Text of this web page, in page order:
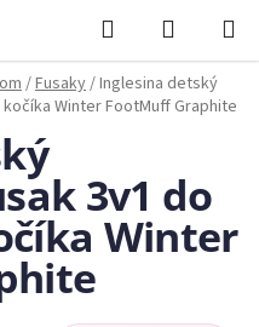
Hľadať
KOŠÍK
/Fusaky/Inglesina detský
Winter FootMuff Graphite
3v1 do
Winter